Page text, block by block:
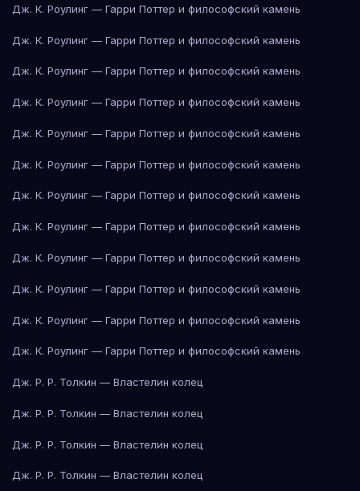
Дж. К. Роулинг — Гарри Поттер и философский камень
Дж. К. Роулинг — Гарри Поттер и философский камень
Дж. К. Роулинг — Гарри Поттер и философский камень
Дж. К. Роулинг — Гарри Поттер и философский камень
Дж. К. Роулинг — Гарри Поттер и философский камень
Дж. К. Роулинг — Гарри Поттер и философский камень
Дж. К. Роулинг — Гарри Поттер и философский камень
Дж. К. Роулинг — Гарри Поттер и философский камень
Дж. К. Роулинг — Гарри Поттер и философский камень
Дж. К. Роулинг — Гарри Поттер и философский камень
Дж. К. Роулинг — Гарри Поттер и философский камень
Дж. К. Роулинг — Гарри Поттер и философский камень
Дж. Р. Р. Толкин — Властелин колец
Дж. Р. Р. Толкин — Властелин колец
Дж. Р. Р. Толкин — Властелин колец
Дж. Р. Р. Толкин — Властелин колец